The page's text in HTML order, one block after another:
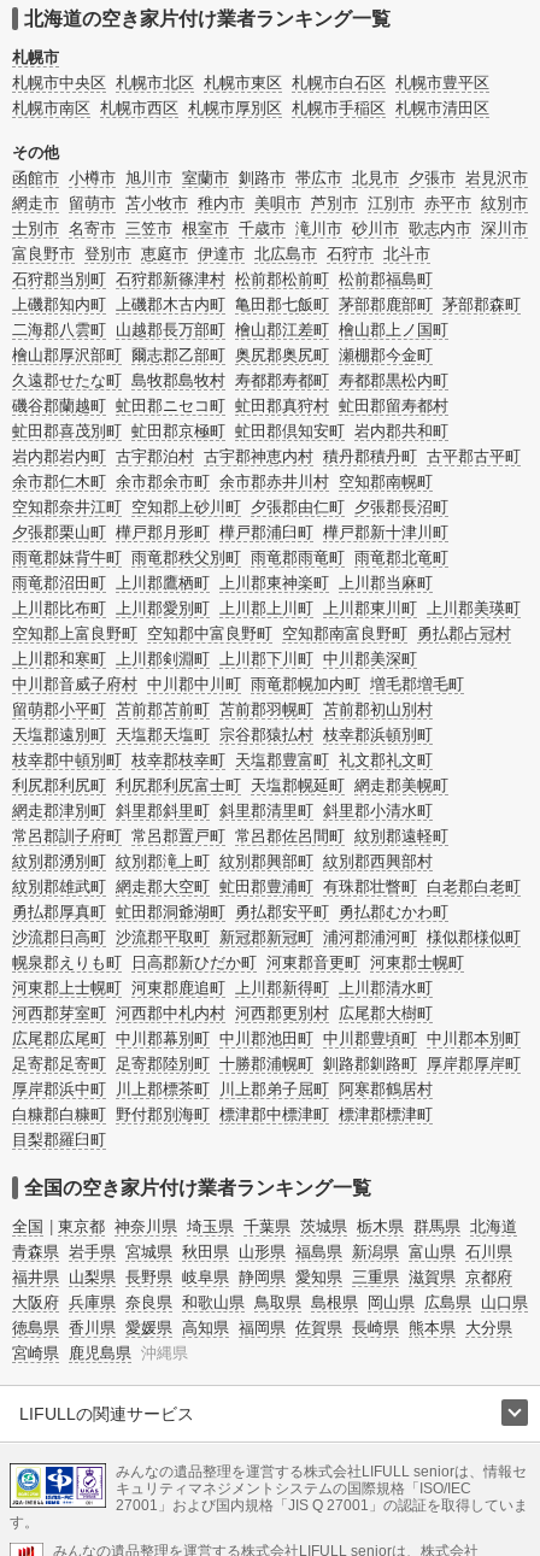
み条件を利用し検索してみましょう。
また家一軒まるごとの掃除方法・空家対策特別措置法の法改正に伴う空き家の片
付けについての情報も豊富です。
北海道の空き家片付け業者ランキング一覧
札幌市
札幌市中央区 札幌市北区 札幌市東区 札幌市白石区 札幌市豊平区
札幌市南区 札幌市西区 札幌市厚別区 札幌市手稲区 札幌市清田区
その他
函館市 小樽市 旭川市 室蘭市 釧路市 帯広市 北見市 夕張市 岩見沢市
網走市 留萌市 苫小牧市 稚内市 美唄市 芦別市 江別市 赤平市 紋別市
士別市 名寄市 三笠市 根室市 千歳市 滝川市 砂川市 歌志内市 深川市
富良野市 登別市 恵庭市 伊達市 北広島市 石狩市 北斗市
石狩郡当別町 石狩郡新篠津村 松前郡松前町 松前郡福島町
上磯郡知内町 上磯郡木古内町 亀田郡七飯町 茅部郡鹿部町 茅部郡森町
二海郡八雲町 山越郡長万部町 檜山郡江差町 檜山郡上ノ国町
檜山郡厚沢部町 爾志郡乙部町 奥尻郡奥尻町 瀬棚郡今金町
久遠郡せたな町 島牧郡島牧村 寿都郡寿都町 寿都郡黒松内町
磯谷郡蘭越町 虻田郡ニセコ町 虻田郡真狩村 虻田郡留寿都村
虻田郡喜茂別町 虻田郡京極町 虻田郡倶知安町 岩内郡共和町
岩内郡岩内町 古宇郡泊村 古宇郡神恵内村 積丹郡積丹町 古平郡古平町
余市郡仁木町 余市郡余市町 余市郡赤井川村 空知郡南幌町
空知郡奈井江町 空知郡上砂川町 夕張郡由仁町 夕張郡長沼町
夕張郡栗山町 樺戸郡月形町 樺戸郡浦臼町 樺戸郡新十津川町
雨竜郡妹背牛町 雨竜郡秩父別町 雨竜郡雨竜町 雨竜郡北竜町
雨竜郡沼田町 上川郡鷹栖町 上川郡東神楽町 上川郡当麻町
上川郡比布町 上川郡愛別町 上川郡上川町 上川郡東川町 上川郡美瑛町
空知郡上富良野町 空知郡中富良野町 空知郡南富良野町 勇払郡占冠村
上川郡和寒町 上川郡剣淵町 上川郡下川町 中川郡美深町
中川郡音威子府村 中川郡中川町 雨竜郡幌加内町 増毛郡増毛町
留萌郡小平町 苫前郡苫前町 苫前郡羽幌町 苫前郡初山別村
天塩郡遠別町 天塩郡天塩町 宗谷郡猿払村 枝幸郡浜頓別町
枝幸郡中頓別町 枝幸郡枝幸町 天塩郡豊富町 礼文郡礼文町
利尻郡利尻町 利尻郡利尻富士町 天塩郡幌延町 網走郡美幌町
網走郡津別町 斜里郡斜里町 斜里郡清里町 斜里郡小清水町
常呂郡訓子府町 常呂郡置戸町 常呂郡佐呂間町 紋別郡遠軽町
紋別郡湧別町 紋別郡滝上町 紋別郡興部町 紋別郡西興部村
紋別郡雄武町 網走郡大空町 虻田郡豊浦町 有珠郡壮瞥町 白老郡白老町
勇払郡厚真町 虻田郡洞爺湖町 勇払郡安平町 勇払郡むかわ町
沙流郡日高町 沙流郡平取町 新冠郡新冠町 浦河郡浦河町 様似郡様似町
幌泉郡えりも町
日高郡新ひだか町 河東郡音更町 河東郡士幌町
河東郡上士幌町 河東郡鹿追町 上川郡新得町 上川郡清水町
河西郡芽室町 河西郡中札内村 河西郡更別村 広尾郡大樹町
広尾郡広尾町 中川郡幕別町 中川郡池田町 中川郡豊頃町 中川郡本別町
足寄郡足寄町 足寄郡陸別町 十勝郡浦幌町 釧路郡釧路町 厚岸郡厚岸町
厚岸郡浜中町
川上郡標茶町 川上郡弟子屈町 阿寒郡鶴居村
白糠郡白糠町 野付郡別海町 標津郡中標津町 標津郡標津町
目梨郡羅臼町
全国の空き家片付け業者ランキング一覧
全国 東京都 神奈川県 埼玉県 千葉県 茨城県 栃木県 群馬県 北海道
青森県 岩手県 宮城県 秋田県 山形県 福島県 新潟県 富山県 石川県
福井県 山梨県 長野県 岐阜県 静岡県 愛知県 三重県 滋賀県 京都府
大阪府 兵庫県 奈良県 和歌山県 鳥取県 島根県 岡山県 広島県 山口県
徳島県 香川県 愛媛県 高知県 福岡県 佐賀県 長崎県 熊本県 大分県
宮崎県 鹿児島県 沖縄県
LIFULLの関連サービス
不動産・住宅
引越し 老人ホーム 地方創生 ママの就労支援
不動産クラウドファンディング 遺品整理 老後の暮らし情報
みんなの遺品整理を運営する株式会社LIFULL seniorは、情報セ
キュリティマネジメントシステムの国際規格「ISO/IEC
27001」および国内規格「JIS Q 27001」の認証を取得していま
す。
みんなの遺品整理を運営する株式会社LIFULL seniorは、株式会社